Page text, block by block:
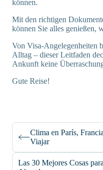
können.
Mit den richtigen
können Sie alles genießen,
Von Visa-Angelegenheiten
Alltag – dieser Leitfaden
Ankunft keine
Gute Reise!
Clima en París,
Viajar
Las 30 Mejores Cosas